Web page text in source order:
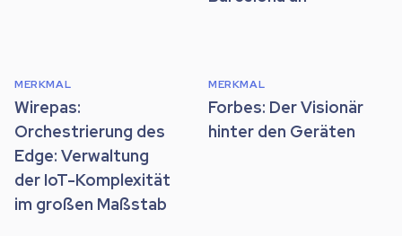
MERKMAL
Wirepas:
Orchestrierung des
Edge: Verwaltung
der IoT-Komplexität
im großen Maßstab
MERKMAL
Forbes: Der Visionär
hinter den Geräten